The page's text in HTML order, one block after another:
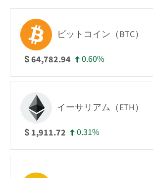
ビットコイン（BTC）
$64,782.94 0.60%
イーサリアム（ETH）
$ 1,911.72 0.31%